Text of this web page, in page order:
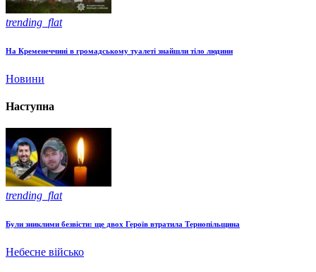
trending_flat
На Кременеччині в громадському туалеті знайшли тіло людини
Новини
Наступна
trending_flat
Були зниклими безвісти: ще двох Героїв втратила Тернопільщина
Небесне військо